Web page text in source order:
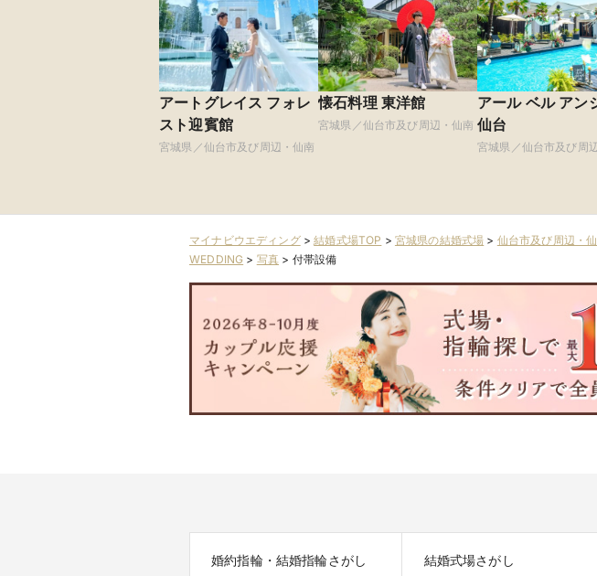
アートグレイス フォレ
スト迎賓館
宮城県／仙台市及び周辺・仙南
懐石料理 東洋館
宮城県／仙台市及び周辺・仙南
アール ベル アン
仙台
宮城県／仙台市及び周
マイナビウエディング>結婚式場TOP > 宮城県の結婚式場 > 仙台市及び周辺・
WEDDING > 写真 > 付帯設備
婚約指輪・結婚指輪さがし 結婚式場さがし